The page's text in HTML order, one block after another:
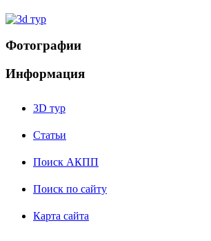
Фотографии
Информация
3D тур
Статьи
Поиск АКПП
Поиск по сайту
Карта сайта